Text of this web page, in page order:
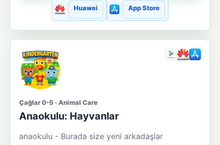
Huawei App Store
Çağlar 0-5 · Animal Care
Anaokulu: Hayvanlar
anaokulu - Burada size yeni arkadaşlar